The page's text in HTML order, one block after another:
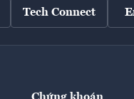
Tech Connect